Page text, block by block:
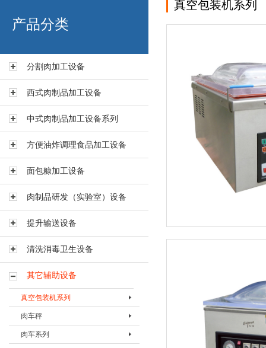
艾博肉类科技（浙江）有限
产品分类
分割肉加工设备
西式肉制品加工设备
中式肉制品加工设备系列
方便油炸调理食品加工设备
面包糠加工设备
肉制品研发（实验室）设备
提升输送设备
清洗消毒卫生设备
其它辅助设备
真空包装机系列
真空包装机BVPJ-350TS
真空包装机BVPJ-500TS
肉车秤
肉车秤BRCC-300
肉车系列
真空包装机系列